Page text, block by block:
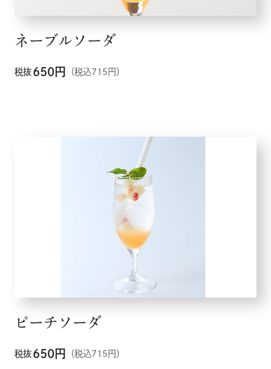
ネーブルソーダ
税抜 650円 （税込715円）
ピーチソーダ
税抜 650円 （税込715円）